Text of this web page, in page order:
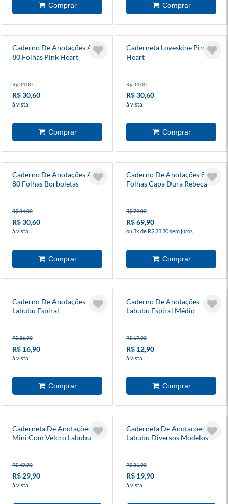
Caderno De Anotações A6
80 Folhas Pink Heart
R$ 34,00
R$ 30,60
à vista
Caderneta Loveskine Pink
Heart
R$ 34,00
R$ 30,60
à vista
Caderno De Anotações A6
80 Folhas Borboletas
R$ 34,00
R$ 30,60
à vista
Caderno De Anotações 80
Folhas Capa Dura Rebeca
R$ 79,00
R$ 69,90
ou 3x de R$ 23,30 sem juros
Caderno De Anotações
Labubu Espiral
R$ 26,90
R$ 16,90
à vista
Caderno De Anotações
Labubu Espiral Médio
R$ 17,90
R$ 12,90
à vista
Caderneta De Anotações
Mini Com Velcro Labubu
R$ 49,90
R$ 29,90
à vista
Caderneta De Anotacoes
Labubu Diversos Modelos
R$ 31,90
R$ 19,90
à vista